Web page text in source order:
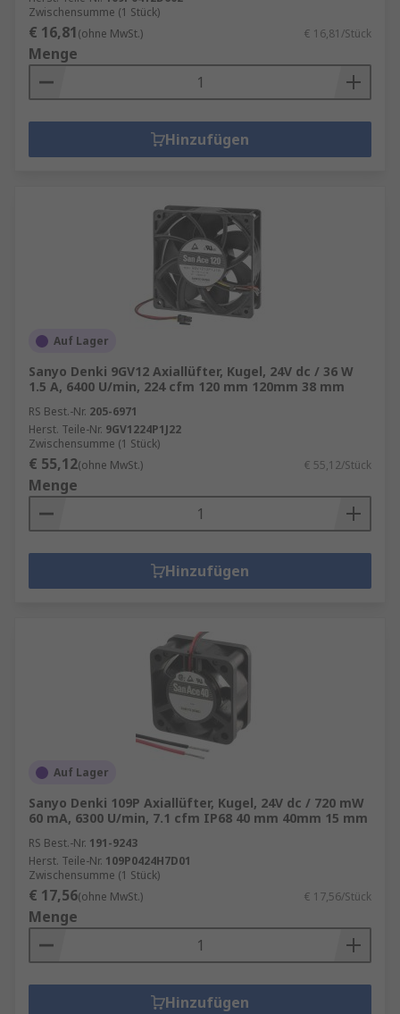
Zwischensumme (1 Stück)
€ 16,81(ohne MwSt.) € 16,81/Stück
Menge
Hinzufügen
Auf Lager
Sanyo Denki 9GV12 Axiallüfter, Kugel, 24V dc / 36 W
1.5 A, 6400 U/min, 224 cfm 120 mm 120mm 38 mm
RS Best.-Nr. 205-6971
Herst. Teile-Nr. 9GV1224P1J22
Zwischensumme (1 Stück)
€ 55,12(ohne MwSt.) € 55,12/Stück
Menge
Hinzufügen
Auf Lager
Sanyo Denki 109P Axiallüfter, Kugel, 24V dc / 720 mW
60 mA, 6300 U/min, 7.1 cfm IP68 40 mm 40mm 15 mm
RS Best.-Nr. 191-9243
Herst. Teile-Nr. 109P0424H7D01
Zwischensumme (1 Stück)
€ 17,56(ohne MwSt.) € 17,56/Stück
Menge
Hinzufügen